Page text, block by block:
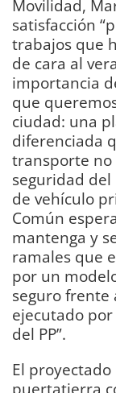
Movilidad,
satisfacción
trabajos que
de cara al
importancia
que
ciudad: una
diferenciada
transporte no
seguridad
de vehículo
Común
mantenga y
ramales que
por un
seguro frente
ejecutado
del PP”.
El
puertatierra